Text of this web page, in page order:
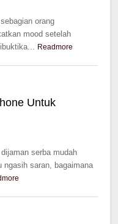
orang
mood setelah
Readmore
Untuk
serba mudah
ngasih saran, bagaimana